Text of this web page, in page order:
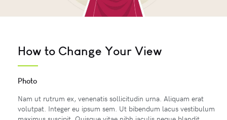
How to Change Your View
Photo
Nam ut rutrum ex, venenatis sollicitudin urna. Aliquam erat
volutpat. Integer eu ipsum sem. Ut bibendum lacus vestibulum